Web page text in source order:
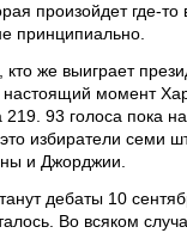
произойдет где-
принципиально.
кто же выиграет
настоящий момент
93 голоса пока
избиратели семи
и Джорджии.
дебаты 10
Во всяком